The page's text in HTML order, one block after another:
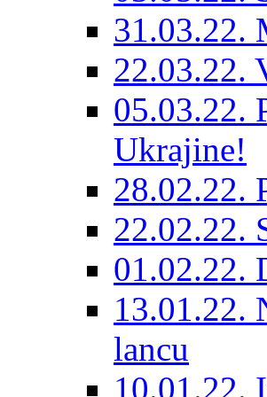
31.03.22.
22.03.22.
05.03.22.
Ukrajine!
28.02.22.
22.02.22.
01.02.22.
13.01.22.
lancu
10.01.22.